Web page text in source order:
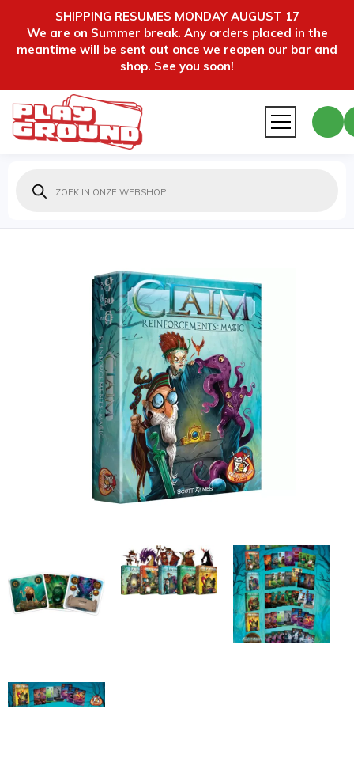
SHIPPING RESUMES MONDAY AUGUST 17
We are on Summer break. Any orders placed in the
meantime will be sent out once we reopen our bar and
shop. See you soon!
zoeken